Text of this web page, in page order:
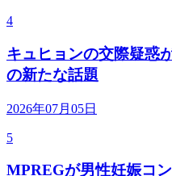
4
キュヒョンの交際疑惑
の新たな話題
2026年07月05日
5
MPREGが男性妊娠コ